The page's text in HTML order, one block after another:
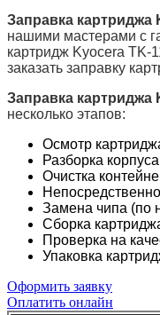
Заправка картриджа
нашими мастерами с
картридж Kyocera TK-
заказать заправку
Заправка картриджа
несколько этапов:
Осмотр
Разборка
Очистка
Замена чипа (по
Сборка
Проверка на
Упаковка
Оформить заявку
Оплатить онлайн